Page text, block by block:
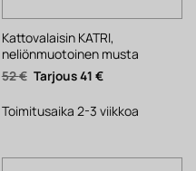
Kattovalaisin KATRI,
neliönmuotoinen musta
52€ Alkuperäinen
hinta
52 €.
41 €Nykyinen
41 €.
Toimitusaika 2-3 viikkoa